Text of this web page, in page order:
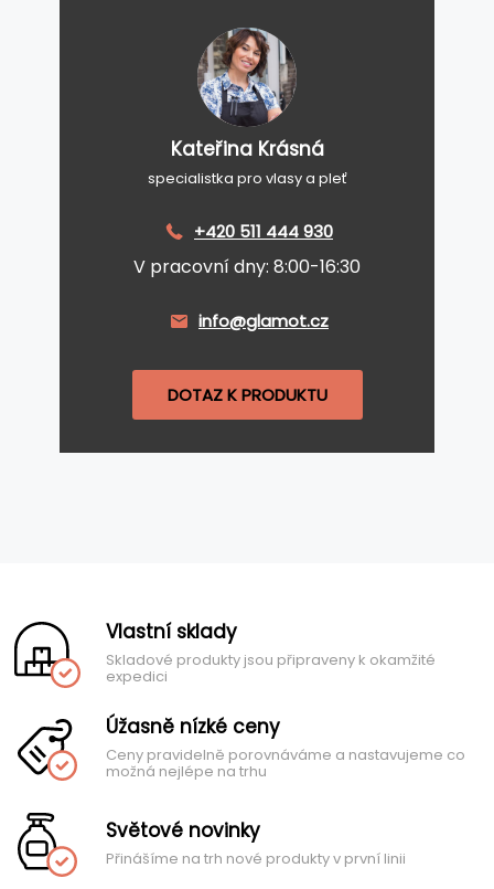
Kateřina Krásná
specialistka pro vlasy a pleť
+420 511 444 930
V pracovní dny: 8:00-16:30
info@glamot.cz
DOTAZ K PRODUKTU
Vlastní sklady
Skladové produkty jsou připraveny k okamžité
expedici
Úžasně nízké ceny
Ceny pravidelně porovnáváme a nastavujeme co
možná nejlépe na trhu
Světové novinky
Přinášíme na trh nové produkty v první linii